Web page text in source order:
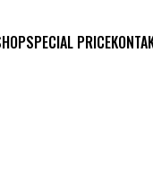
SPECIAL PRICE